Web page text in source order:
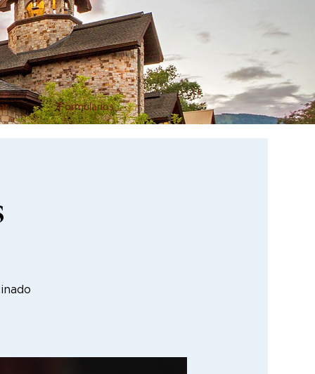
Formularios